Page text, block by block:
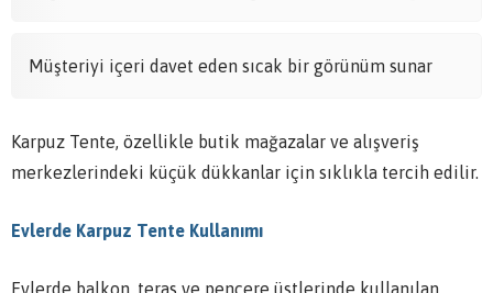
Müşteriyi içeri davet eden sıcak bir görünüm sunar
Karpuz Tente, özellikle butik mağazalar ve alışveriş
merkezlerindeki küçük dükkanlar için sıklıkla tercih edilir.
Evlerde Karpuz Tente Kullanımı
Evlerde balkon, teras ve pencere üstlerinde kullanılan